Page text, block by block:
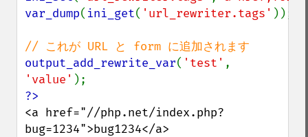
var_dump( ini_get( 'url_rewriter.tags' ));
output_add_rewrite_var( 'test'
'value'
<a href="//php.net/index.php?
bug=1234">bug1234</a>